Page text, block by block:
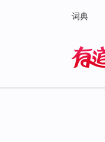
词典